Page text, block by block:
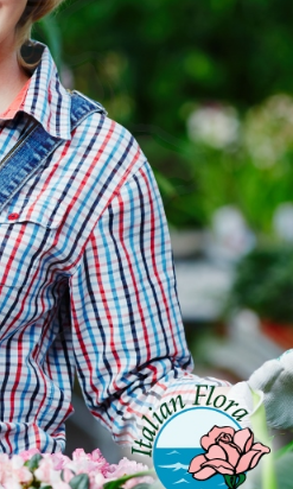
Sansevieria
Questa pianta è
di
assorbire
rendendola
domestico.Un'altra
quale non solo abbellisce gli
anche afiltrare inquinanti
della Pace, è rinomato
volatilipresenti nei
richiede poca luce e
un elemento decorativo oltre
dimenticare ilPothos,
per chi è alle prime armi
Il Pothos è noto per la
eliminando sostanze nocive
queste piante non solo